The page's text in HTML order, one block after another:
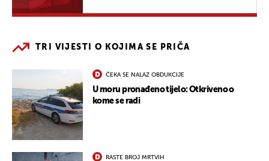
TRI VIJESTI O KOJIMA SE PRIČA
ČEKA SE NALAZ OBDUKCIJE
U moru pronađeno tijelo: Otkriveno o
kome se radi
RASTE BROJ MRTVIH